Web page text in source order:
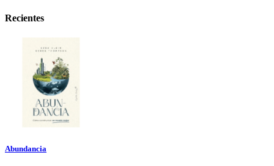
Recientes
Abundancia